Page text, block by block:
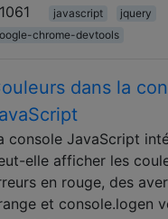
1061
javascript
jquery
chrome-devtools
dans la
console JavaScript
elle afficher les
en rouge, des
et console.logen